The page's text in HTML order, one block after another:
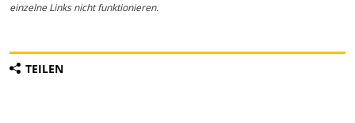
einzelne Links nicht funktionieren.
TEILEN